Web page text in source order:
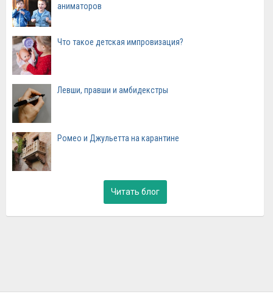
аниматоров
Что такое детская импровизация?
Левши, правши и амбидекстры
Ромео и Джульетта на карантине
Читать блог